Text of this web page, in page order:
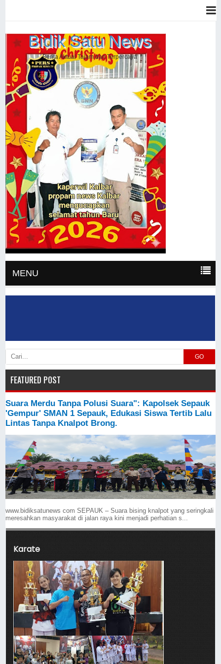
Bidik Satu News
Berita Aktual Tajam dan Terpercaya
MENU
GO
FEATURED POST
Suara Merdu Tanpa Polusi Suara": Kapolsek Sepauk
'Gempur' SMAN 1 Sepauk, Edukasi Siswa Tertib Lalu
Lintas Tanpa Knalpot Brong.
www.bidiksatunews com SEPAUK – Suara bising knalpot yang seringkali
meresahkan masyarakat di jalan raya kini menjadi perhatian s...
Karate